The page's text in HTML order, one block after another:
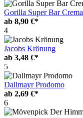
Gorilla Super Bar Crema
ab 8,90 €*
4
Jacobs Krönung
ab 3,48 €*
5
Dallmayr Prodomo
ab 2,69 €*
6